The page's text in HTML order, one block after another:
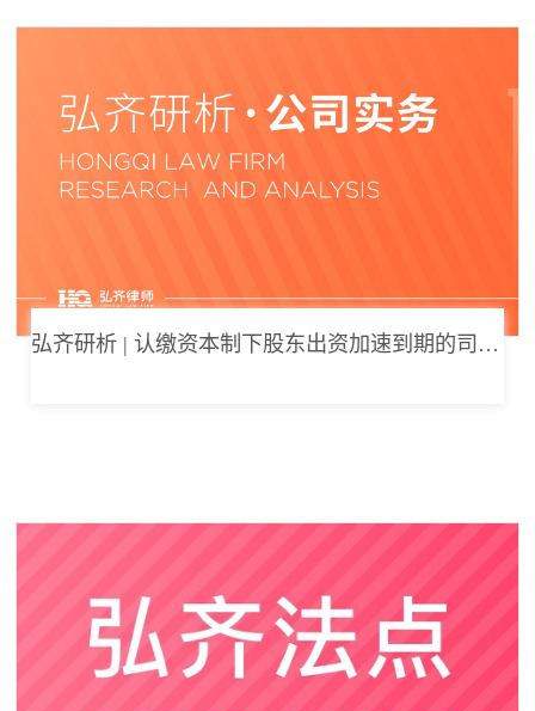
弘齐研析 | 认缴资本制下股东出资加速到期的司法边界与例外体系